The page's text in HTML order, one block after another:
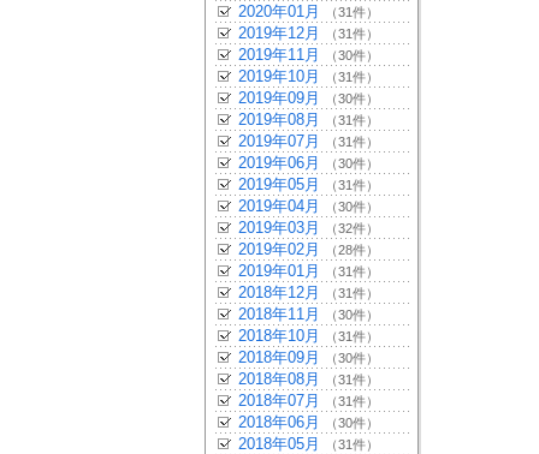
2020年01月 （31件）
2019年12月 （31件）
2019年11月 （30件）
2019年10月 （31件）
2019年09月 （30件）
2019年08月 （31件）
2019年07月 （31件）
2019年06月 （30件）
2019年05月 （31件）
2019年04月 （30件）
2019年03月 （32件）
2019年02月 （28件）
2019年01月 （31件）
2018年12月 （31件）
2018年11月 （30件）
2018年10月 （31件）
2018年09月 （30件）
2018年08月 （31件）
2018年07月 （31件）
2018年06月 （30件）
2018年05月 （31件）